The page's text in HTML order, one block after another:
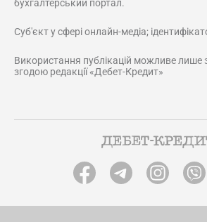
бухгалтерський портал.
Суб'єкт у сфері онлайн-медіа;
Використання публікацій можливе
згодою редакції «Дебет-Кредит»